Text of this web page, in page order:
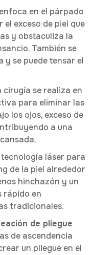
en el párpado
el exceso de piel que
y obstaculiza la
También se
y se puede tensar el
cirugía se realiza en
para eliminar las
los ojos, exceso de
a una
láser para
de la piel alrededor
hinchazón y un
rápido en
tradicionales.
de pliegue
de ascendencia
un pliegue en el